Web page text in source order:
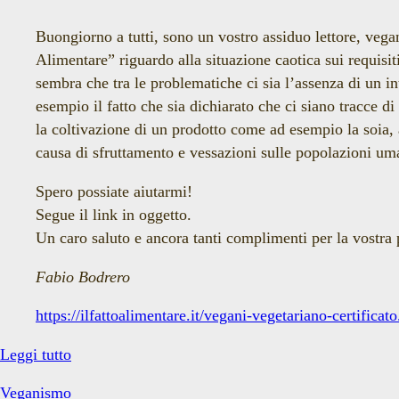
vegano</span>
Buongiorno a tutti, sono un vostro assiduo lettore,
Alimentare” riguardo alla situazione caotica sui
sembra che tra le problematiche ci sia l’assenza di un
esempio il fatto che sia dichiarato che ci siano tracce di
la coltivazione di un prodotto come ad esempio la
causa di sfruttamento e vessazioni sulle popolazioni
Spero possiate aiutarmi!
Segue il link in oggetto.
Un caro saluto e ancora tanti complimenti per la vostra
Fabio Bodrero
https://ilfattoalimentare.it/vegani-vegetariano-
Leggi tuttoChe
Veganismo